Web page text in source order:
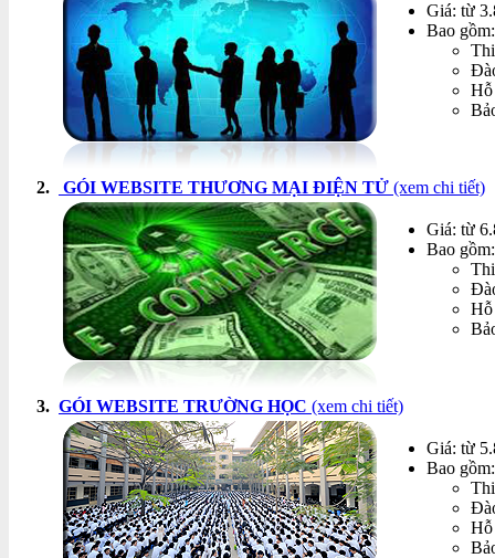
Giá: từ
Bao gồm:
Hỗ
2. GÓI WEBSITE THƯƠNG MẠI ĐIỆN TỬ (xem chi tiết)
Giá: từ
Bao gồm:
Hỗ
3. GÓI WEBSITE TRƯỜNG HỌC (xem chi tiết)
Giá: từ
Bao gồm:
Hỗ